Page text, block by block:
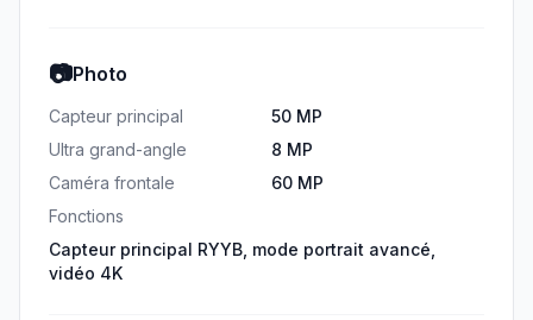
📷Photo
Capteur principal
50 MP
Ultra grand-angle
8 MP
Caméra frontale
60 MP
Fonctions
Capteur principal RYYB, mode portrait avancé,
vidéo 4K